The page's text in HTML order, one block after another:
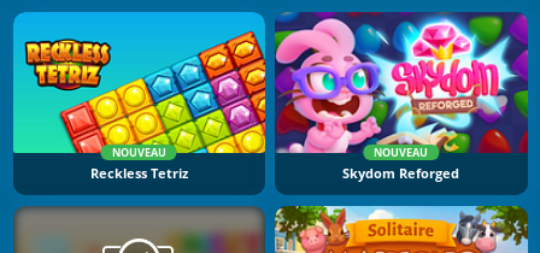
NOUVEAU
Reckless Tetriz
NOUVEAU
Skydom Reforged